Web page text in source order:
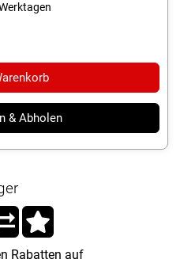
& Abholen
Rabatten auf